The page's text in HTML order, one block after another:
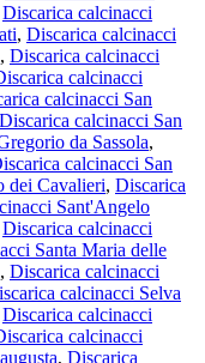
Discarica calcinacci
, Discarica calcinacci
, Discarica calcinacci
calcinacci
calcinacci San
Discarica calcinacci San
da Sassola,
calcinacci San
dei Cavalieri, Discarica
Sant'Angelo
Discarica calcinacci
Santa Maria delle
, Discarica calcinacci
calcinacci Selva
Discarica calcinacci
calcinacci
, Discarica